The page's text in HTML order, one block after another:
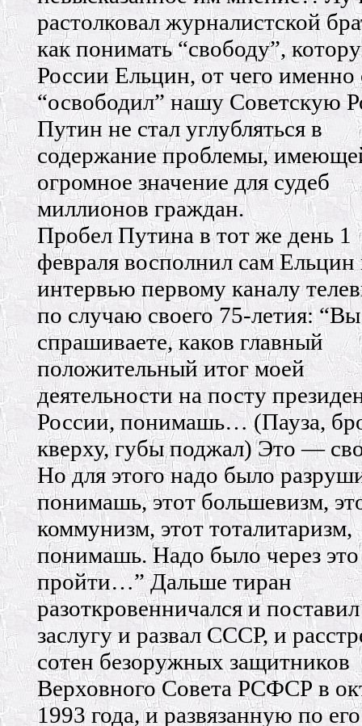
растолковал журналистской
как понимать “свободу”,
России Ельцин, от чего именно
“освободил” нашу Советскую
Путин не стал углубляться в
содержание проблемы,
огромное значение для судеб
миллионов граждан.
Пробел Путина в тот же день 1
февраля восполнил сам Ельцин
интервью первому каналу
по случаю своего 75-летия:
спрашиваете, каков главный
положительный итог моей
деятельности на посту
России, понимашь… (Пауза,
кверху, губы поджал) Это —
Но для этого надо было
понимашь, этот большевизм,
коммунизм, этот тоталитаризм,
понимашь. Надо было через это
пройти…” Дальше тиран
разоткровенничался и
заслугу и развал СССР, и
сотен безоружных защитников
Верховного Совета РСФСР в
1993 года, и развязанную по его